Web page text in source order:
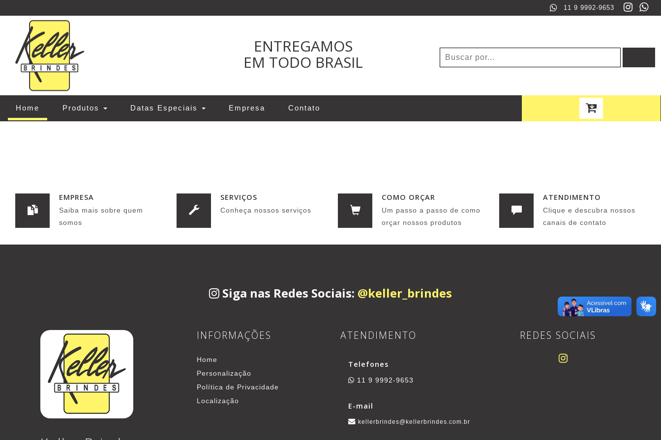
11 9 9992-9653
ENTREGAMOS
EM TODO BRASIL
Home (current)Produtos Datas Especiais Empresa Contato
EMPRESA
Saiba mais sobre quem
somos
SERVIÇOS
Conheça nossos serviços
COMO ORÇAR
Um passo a passo de como
orçar nossos produtos
ATENDIMENTO
Clique e descubra nossos
canais de contato
Siga nas Redes Sociais: @keller_brindes
INFORMAÇÕES
Home
Personalização
Política de Privacidade
Localização
ATENDIMENTO
Telefones
11 9 9992-9653
E-mail
kellerbrindes@kellerbrindes.com.br
REDES SOCIAIS